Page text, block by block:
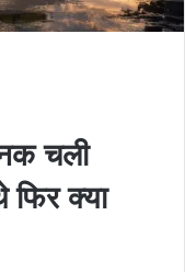
चली
फिर क्या